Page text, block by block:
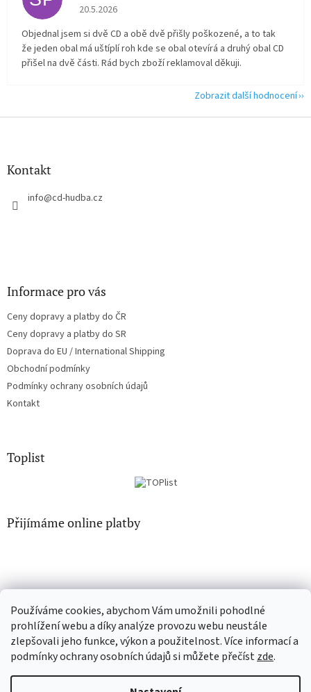
Používáme cookies, abychom Vám umožnili pohodlné
prohlížení webu a díky analýze provozu webu neustále
zlepšovali jeho funkce, výkon a použitelnost. Více informací a
podmínky ochrany osobních údajů si můžete přečístzde.
Hodnocení obchodu je 2 z 5 hvězdiček.
20.5.2026
Objednal jsem si dvě CD a obě dvě přišly poškozené, a to tak
že jeden obal má uštíplí roh kde se obal otevírá a druhý obal CD
přišel na dvě části. Rád bych zboží reklamoval děkuji.
Zobrazit další hodnocení
Z
Kontakt
info@cd-hudba.cz
Informace pro vás
Ceny dopravy a platby do ČR
Ceny dopravy a platby do SR
Doprava do EU / International Shipping
Obchodní podmínky
Podmínky ochrany osobních údajů
Kontakt
Toplist
Přijímáme online platby
EN-filmy.cz CD-Soundtrack.cz
Vytvořil Shoptet